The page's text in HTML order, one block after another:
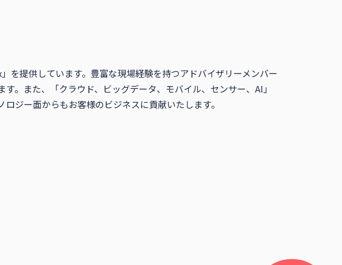
を提供しています。豊富な現場経験を持つアドバイザリーメンバー
。また、「クラウド、ビッグデータ、モバイル、センサー、AI」
ジー面からもお客様のビジネスに貢献いたします。